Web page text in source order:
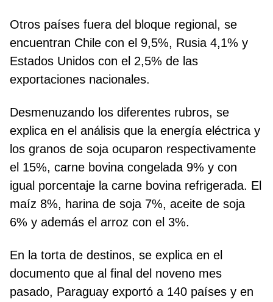
Otros países fuera del bloque regional, se
encuentran Chile con el 9,5%, Rusia 4,1% y
Estados Unidos con el 2,5% de las
exportaciones nacionales.
Desmenuzando los diferentes rubros, se
explica en el análisis que la energía eléctrica y
los granos de soja ocuparon respectivamente
el 15%, carne bovina congelada 9% y con
igual porcentaje la carne bovina refrigerada. El
maíz 8%, harina de soja 7%, aceite de soja
6% y además el arroz con el 3%.
En la torta de destinos, se explica en el
documento que al final del noveno mes
pasado, Paraguay exportó a 140 países y en